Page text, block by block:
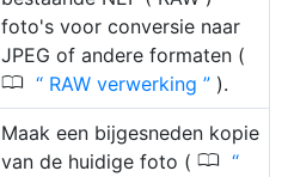
foto's voor conversie naar
JPEG of andere formaten (
0 RAW verwerking ).
Maak een bijgesneden kopie
van de huidige foto ( 0